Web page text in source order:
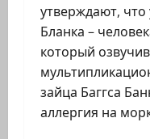
утверждают,
Бланка –
который
зайца Баггса
аллергия на